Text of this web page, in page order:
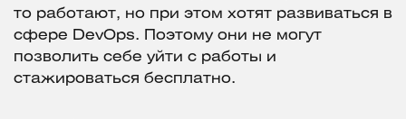
то работают, но при этом хотят развиваться в
сфере DevOps. Поэтому они не могут
позволить себе уйти с работы и
стажироваться бесплатно.